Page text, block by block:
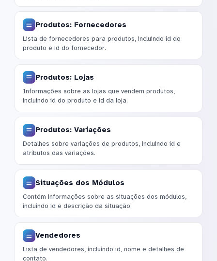
Produtos: Fornecedores
Lista de fornecedores para produtos, incluindo id do
produto e id do fornecedor.
Produtos: Lojas
Informações sobre as lojas que vendem produtos,
incluindo id do produto e id da loja.
Produtos: Variações
Detalhes sobre variações de produtos, incluindo id e
atributos das variações.
Situações dos Módulos
Contém informações sobre as situações dos módulos,
incluindo id e descrição da situação.
Vendedores
Lista de vendedores, incluindo id, nome e detalhes de
contato.